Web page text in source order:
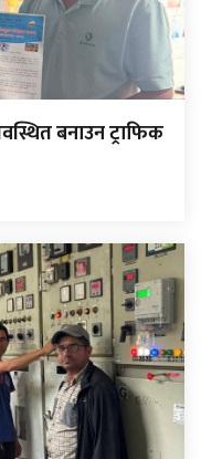
बनाउन ट्राफिक